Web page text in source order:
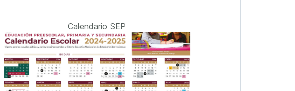
Calendario SEP